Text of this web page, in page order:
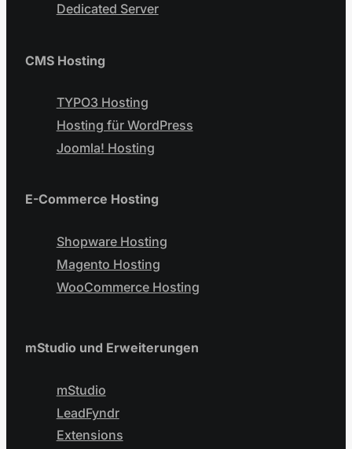
Dedicated Server
CMS Hosting
TYPO3 Hosting
Hosting für WordPress
Joomla! Hosting
E-Commerce Hosting
Shopware Hosting
Magento Hosting
WooCommerce Hosting
mStudio und Erweiterungen
mStudio
LeadFyndr
Extensions